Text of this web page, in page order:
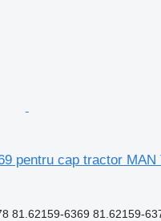
pentru cap tractor
81.62159-6369 81.62159-